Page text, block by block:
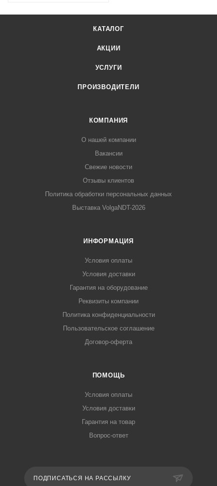
КАТАЛОГ
АКЦИИ
УСЛУГИ
ПРОИЗВОДИТЕЛИ
КОМПАНИЯ
О нашей компании
Вакансии
Свежие новости
Отзывы клиентов
Политика обработки персональных данных
Выставка VolgaNDT-2026
ИНФОРМАЦИЯ
Условия оплаты
Условия доставки
Гарантия на оборудование
Реквизиты компании
Политика конфиденциальности
Пользовательское соглашение
Договор-оферта
ПОМОЩЬ
Условия оплаты
Условия доставки
Гарантия на товар
Вопрос-ответ
ПОДПИСАТЬСЯ НА РАССЫЛКУ